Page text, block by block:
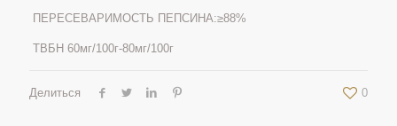
ПЕРЕСЕВАРИМОСТЬ ПЕПСИНА:≥88%
ТВБН 60мг/100г-80мг/100г
Делиться 0